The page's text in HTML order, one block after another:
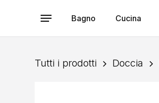
Menu Bagno Cucina
Tutti i prodotti Doccia